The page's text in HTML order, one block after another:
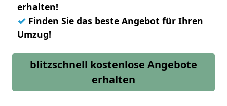
erhalten!
✓ Finden Sie das beste Angebot für Ihren
Umzug!
blitzschnell kostenlose Angebote
erhalten